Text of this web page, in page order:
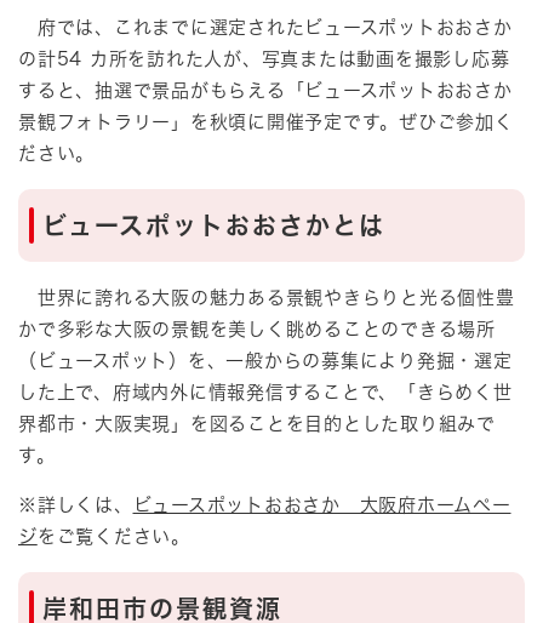
府では、これまでに選定されたビュースポットおおさか
の計54 カ所を訪れた人が、写真または動画を撮影し応募
すると、抽選で景品がもらえる「ビュースポットおおさか
景観フォトラリー」を秋頃に開催予定です。ぜひご参加く
ださい。
ビュースポットおおさかとは
世界に誇れる大阪の魅力ある景観やきらりと光る個性豊
かで多彩な大阪の景観を美しく眺めることのできる場所
（ビュースポット）を、一般からの募集により発掘・選定
した上で、府域内外に情報発信することで、「きらめく世
界都市・大阪実現」を図ることを目的とした取り組みで
す。
※詳しくは、
ビュースポットおおさか 大阪府ホームペー
ジをご覧ください。
岸和田市の景観資源